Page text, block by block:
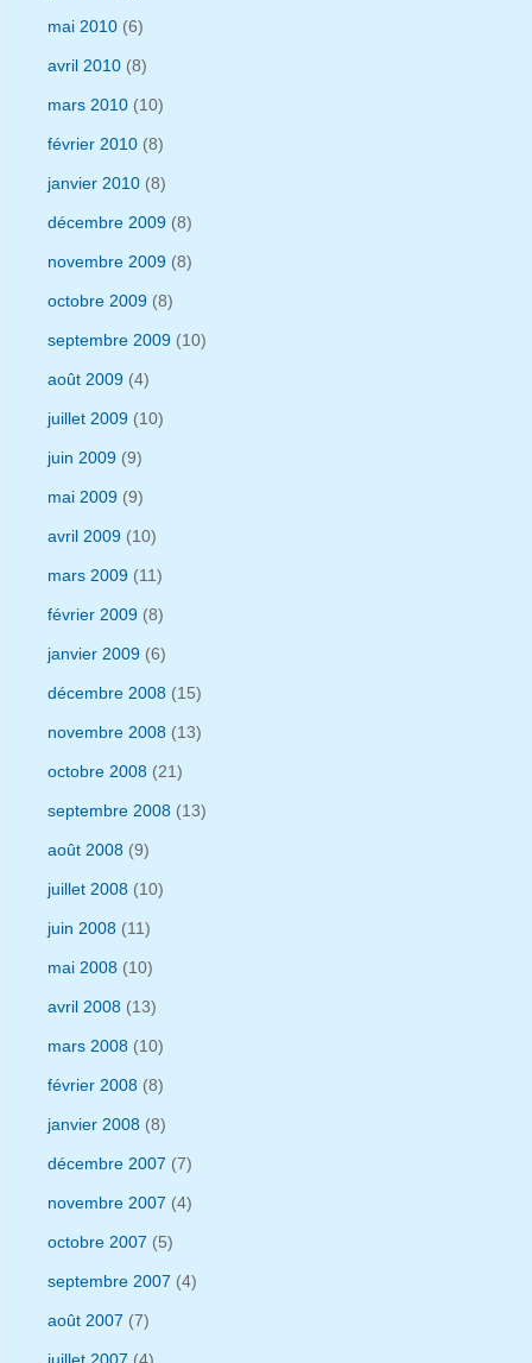
mai 2010 (6)
avril 2010 (8)
mars 2010 (10)
février 2010 (8)
janvier 2010 (8)
décembre 2009 (8)
novembre 2009 (8)
octobre 2009 (8)
septembre 2009 (10)
août 2009 (4)
juillet 2009 (10)
juin 2009 (9)
mai 2009 (9)
avril 2009 (10)
mars 2009 (11)
février 2009 (8)
janvier 2009 (6)
décembre 2008 (15)
novembre 2008 (13)
octobre 2008 (21)
septembre 2008 (13)
août 2008 (9)
juillet 2008 (10)
juin 2008 (11)
mai 2008 (10)
avril 2008 (13)
mars 2008 (10)
février 2008 (8)
janvier 2008 (8)
décembre 2007 (7)
novembre 2007 (4)
octobre 2007 (5)
septembre 2007 (4)
août 2007 (7)
juillet 2007 (4)